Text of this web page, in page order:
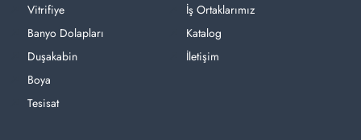
İş Ortaklarımız
Katalog
İletişim
Vitrifiye
Banyo Dolapları
Duşakabin
Boya
Tesisat